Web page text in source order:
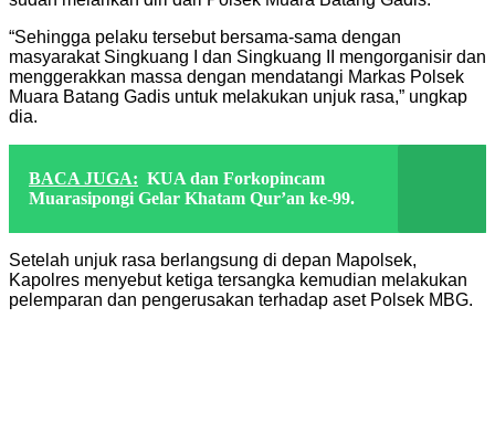
“Sehingga pelaku tersebut bersama-sama dengan
masyarakat Singkuang I dan Singkuang II mengorganisir dan
menggerakkan massa dengan mendatangi Markas Polsek
Muara Batang Gadis untuk melakukan unjuk rasa,” ungkap
dia.
BACA JUGA: KUA dan Forkopincam
Muarasipongi Gelar Khatam Qur’an ke-99.
Setelah unjuk rasa berlangsung di depan Mapolsek,
Kapolres menyebut ketiga tersangka kemudian melakukan
pelemparan dan pengerusakan terhadap aset Polsek MBG.